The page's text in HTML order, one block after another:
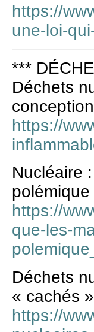
https://
une-loi-
***
Déchets
https://
Nucléaire
polémique
https://
que-les-
Déchets
« cachés »
https://